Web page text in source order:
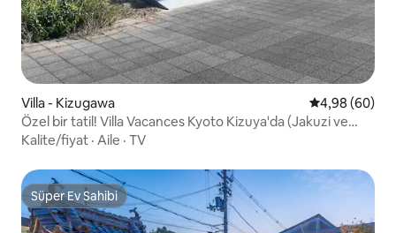
Villa - Kizugawa 5 üzerinden
4,98 (60)
Özel bir tatil! Villa Vacances Kyoto Kizuya'da (Jakuzi ve
sauna ile) tatiliniz bir tatil olacak!
Kalite/fiyat · Aile · TV
Süper Ev Sahibi
Süper Ev Sahibi